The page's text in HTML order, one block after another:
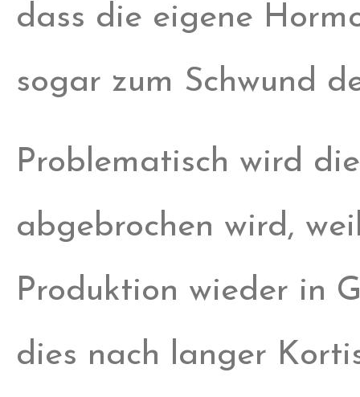
dass die eigene
sogar zum Schwund
Problematisch wird
abgebrochen wird,
Produktion wieder in
dies nach langer